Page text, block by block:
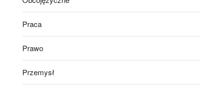
Praca
Prawo
Przemysł